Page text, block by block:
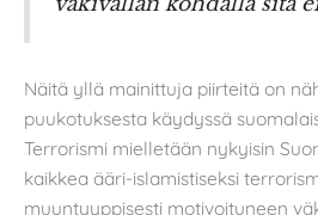
Näitä yllä mainittuja piirteitä on
puukotuksesta käydyssä
Terrorismi mielletään nykyisin
kaikkea ääri-islamistiseksi
muuntyyppisesti motivoituneen